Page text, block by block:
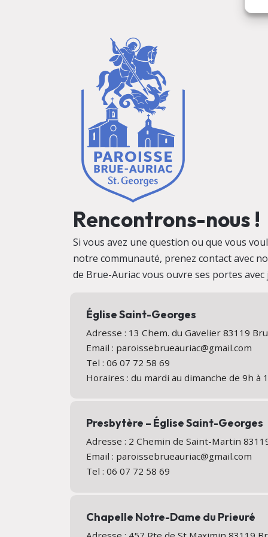
Rencontrons-nous !
Si vous avez une question ou que vous
notre communauté, prenez contact avec
de Brue-Auriac vous ouvre ses portes avec
Église Saint-Georges
Adresse : 13 Chem. du Gavelier 83119
Email : paroissebrueauriac@gmail.com
Tel : 06 07 72 58 69
Horaires : du mardi au dimanche de 9h à
Presbytère – Église Saint-Georges
Adresse : 2 Chemin de Saint-Martin
Email : paroissebrueauriac@gmail.com
Tel : 06 07 72 58 69
Chapelle Notre-Dame du Prieuré